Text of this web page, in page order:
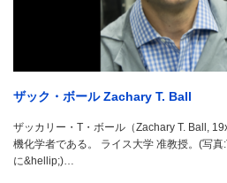
ザック・ボール Zachary T. Ball
ザッカリー・T・ボール（Zachary T. Ball,
機化学者である。 ライス大学 准教授。(写
に&hellip;)…